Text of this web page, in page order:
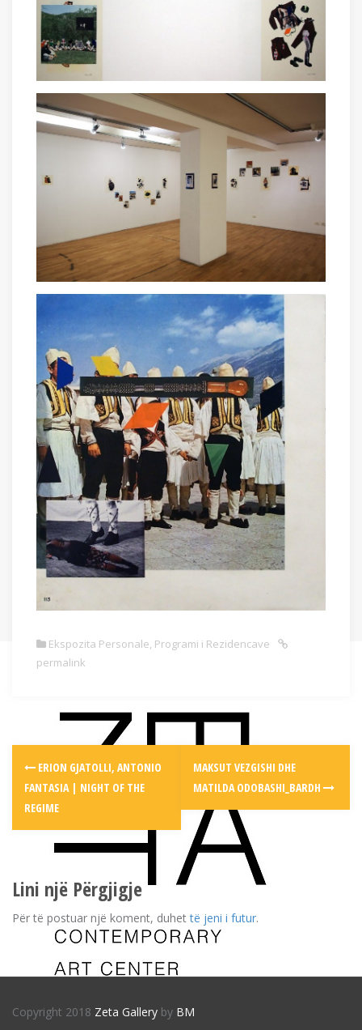
Ekspozita Personale, Programi i Rezidencave
permalink
Post
navigation
ERION GJATOLLI, ANTONIO
FANTASIA | NIGHT OF THE
REGIME
MAKSUT VEZGISHI DHE
MATILDA ODOBASHI_BARDH
Lini një Përgjigje
Për të postuar një koment, duhettë jeni i futur.
Copyright 2018 Zeta Gallery by BM